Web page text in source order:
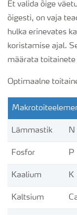
Et valida õige
õigesti, on vaja
hulka erinevates
koristamise ajal.
määrata toitainete
Optimaalne
Lämmastik N
Fosfor P
Kaalium K
Kaltsium